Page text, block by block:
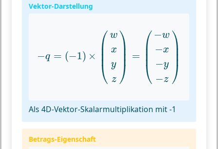
Vektor-Darstellung
−q = (−1) × ⎛
⎜
⎜ ⎜⎝
w
x
y
z
⎞
⎟ ⎟
⎟
⎠
= ⎛
⎜
⎜ ⎜⎝
−w
−x
−y
−z
⎞
⎟ ⎟
⎟
⎠
yz =( x− z
Als 4D-Vektor-Skalarmultiplikation mit -1
Betrags-Eigenschaft